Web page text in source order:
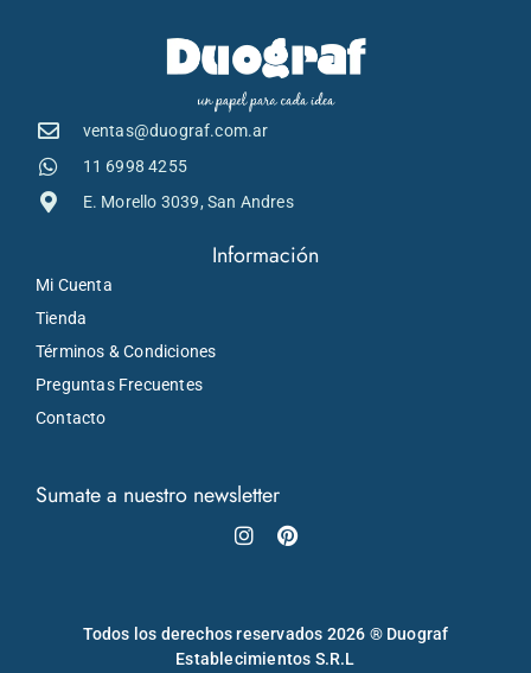
ventas@duograf.com.ar
11 6998 4255
E. Morello 3039, San Andres
Información
Mi Cuenta
Tienda
Términos & Condiciones
Preguntas Frecuentes
Contacto
Sumate a nuestro newsletter
Instagram
Pinterest
Todos los derechos reservados 2026 ® Duograf
Establecimientos S.R.L